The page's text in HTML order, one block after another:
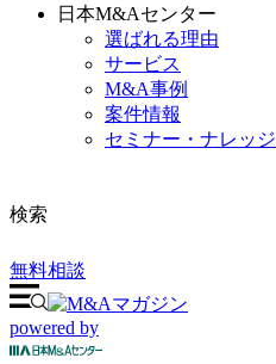
日本M&Aセンター
選ばれる理由
サービス
M&A事例
案件情報
セミナー・ナレッジ
検索
無料相談
powered by